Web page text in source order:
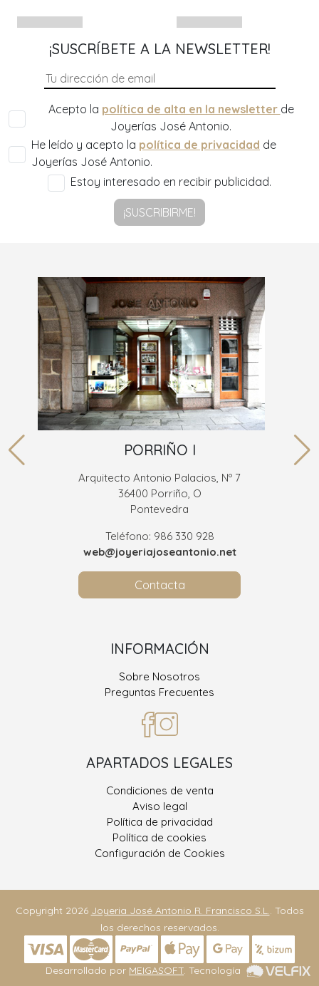
¡SUSCRÍBETE A LA NEWSLETTER!
Acepto la política de alta en la newsletter de
Joyerías José Antonio.
He leído y acepto la política de privacidad de
Joyerías José Antonio.
Estoy interesado en recibir publicidad.
¡SUSCRIBIRME!
PORRIÑO I
Arquitecto Antonio Palacios, Nº 7
36400 Porriño, O
Pontevedra
Teléfono: 986 330 928
web@joyeriajoseantonio.net
Contacta
INFORMACIÓN
Sobre Nosotros
Preguntas Frecuentes
APARTADOS LEGALES
Condiciones de venta
Aviso legal
Política de privacidad
Política de cookies
Configuración de Cookies
Copyright 2026 Joyeria José Antonio R. Francisco S.L.. Todos
los derechos reservados.
Desarrollado por MEIGASOFT . Tecnología